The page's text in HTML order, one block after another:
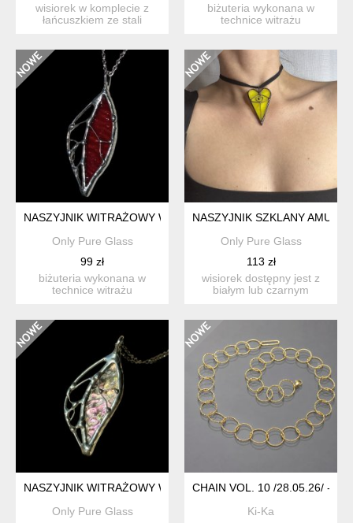
wisiorek w komplecie z
łańcuszkiem ze stali
biżuteria wykonana w
technice witrażu
NASZYJNIK WITRAŻOWY WISIOREK NA ŁAŃCUSZKU "LISTEK"
Only Pure Glass
99 zł
biżuteria wykonana w
technice witrażu
NASZYJNIK SZKLANY
Only Pure Glass
113 zł
wisiorek dostępny jest z
białym lub czarnym
NASZYJNIK WITRAŻOWY WISIOREK NA ŁAŃCUSZKU
Only Pure Glass
CHAIN VOL. 10 /28.05.26/ -
Ki-Ka